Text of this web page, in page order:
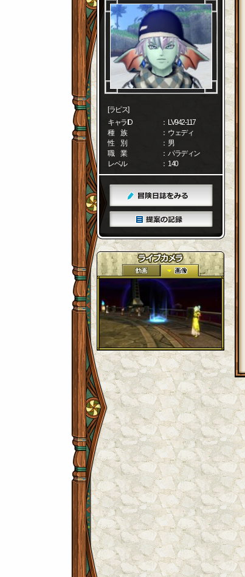
[ラピス]
キャラID
： LV942-117
種 族
： ウェディ
性 別
： 男
職 業
： パラディン
レベル
： 140